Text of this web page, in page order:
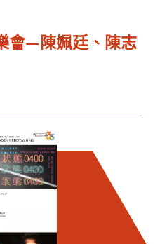
會—陳姵廷、陳志